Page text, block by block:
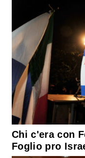
Chi c'era con
Foglio pro